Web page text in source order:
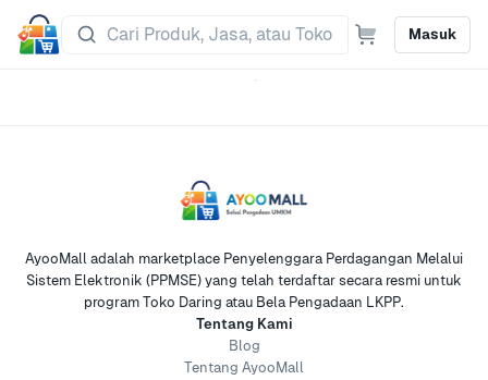
Masuk
AyooMall adalah marketplace Penyelenggara Perdagangan Melalui
Sistem Elektronik (PPMSE) yang telah terdaftar secara resmi untuk
program Toko Daring atau Bela Pengadaan LKPP.
Tentang Kami
Blog
Tentang AyooMall